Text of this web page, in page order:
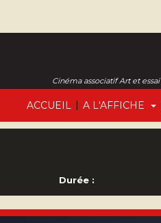
ACCUEIL | A L'AFFICHE
Cinéma associatif Art et
Durée :